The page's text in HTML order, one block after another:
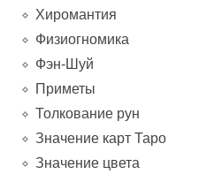
Хиромантия
Физиогномика
Фэн-Шуй
Приметы
Толкование рун
Значение карт Таро
Значение цвета